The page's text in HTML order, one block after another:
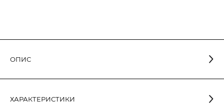
ОПИС
світловіддачею більше 85 лм/Вт. Оснащена вбудованим
ХАРАКТЕРИСТИКИ